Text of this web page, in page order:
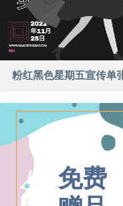
粉红黑色星期五宣传单